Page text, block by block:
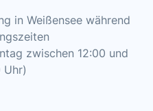
in Weißensee während
zwischen 12:00 und
Uhr)